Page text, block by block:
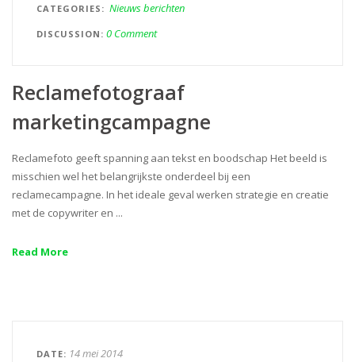
CATEGORIES Nieuws berichten
DISCUSSION 0 Comment
Reclamefotograaf
marketingcampagne
Reclamefoto geeft spanning aan tekst en boodschap Het beeld is
misschien wel het belangrijkste onderdeel bij een
reclamecampagne. In het ideale geval werken strategie en creatie
met de copywriter en ...
Read More
DATE 14 mei 2014